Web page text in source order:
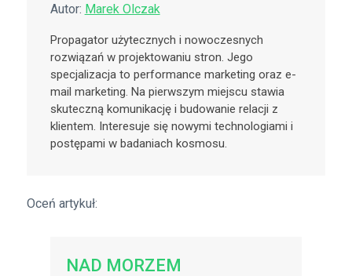
Autor: Marek Olczak
Propagator użytecznych i nowoczesnych
rozwiązań w projektowaniu stron. Jego
specjalizacja to performance marketing oraz e-
mail marketing. Na pierwszym miejscu stawia
skuteczną komunikację i budowanie relacji z
klientem. Interesuje się nowymi technologiami i
postępami w badaniach kosmosu.
Oceń artykuł:
NAD MORZEM